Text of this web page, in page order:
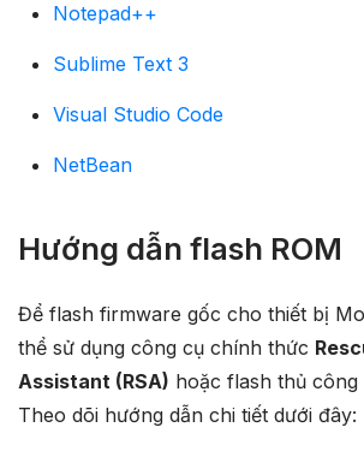
Notepad++
Sublime Text 3
Visual Studio Code
NetBean
Hướng dẫn flash ROM
Để flash firmware gốc cho thiết bị
thể sử dụng công cụ chính thức
Assistant (RSA) hoặc flash thủ công
Theo dõi hướng dẫn chi tiết dưới đây: